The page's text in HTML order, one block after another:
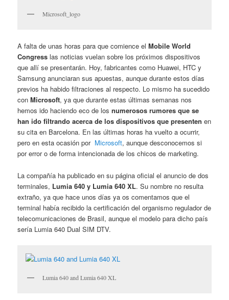
Microsoft_logo
A falta de unas horas para que comience elMobile World
Congress las noticias vuelan sobre los próximos dispositivos
que allí se presentarán. Hoy, fabricantes como Huawei, HTC y
Samsung anunciaran sus apuestas, aunque durante estos días
previos ha habido filtraciones al respecto. Lo mismo ha sucedido
conMicrosoft, ya que durante estas últimas semanas nos
hemos ido haciendo eco de losnumerosos rumores que se
han ido filtrando acerca de los dispositivos que presenten en
su cita en Barcelona. En las últimas horas ha vuelto a ocurrir,
pero en esta ocasión por Microsoft, aunque desconocemos si
por error o de forma intencionada de los chicos de marketing.
La compañía ha publicado en su página oficial el anuncio de dos
terminales, Lumia 640 y Lumia 640 XL. Su nombre no resulta
extraño, ya que hace unos días ya os comentamos que el
terminal había recibido la certificación del organismo regulador de
telecomunicaciones de Brasil, aunque el modelo para dicho país
sería Lumia 640 Dual SIM DTV.
Lumia 640 and Lumia 640 XL